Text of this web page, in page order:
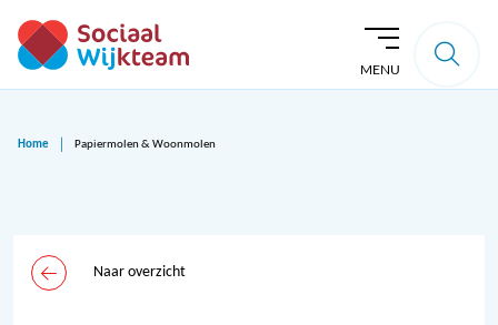
MENU
Home Papiermolen & Woonmolen
Naar overzicht